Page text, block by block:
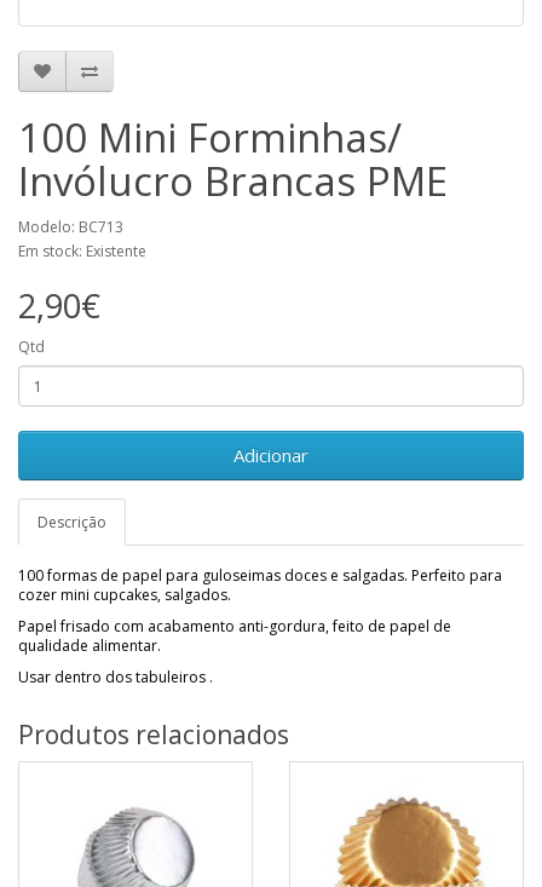
100 Mini Forminhas/
Invólucro Brancas PME
Modelo: BC713
Em stock: Existente
2,90€
Qtd
Adicionar
Descrição
100 formas de papel para guloseimas doces e salgadas. Perfeito para
cozer mini cupcakes, salgados.
Papel frisado com acabamento anti-gordura, feito de papel de
qualidade alimentar.
Usar dentro dos tabuleiros .
Produtos relacionados